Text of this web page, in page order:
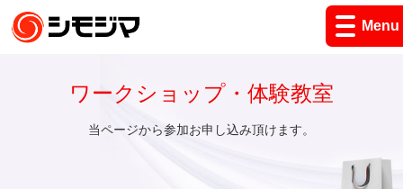
Menu
ワークショップ・体験教室
当ページから参加お申し込み頂けます。